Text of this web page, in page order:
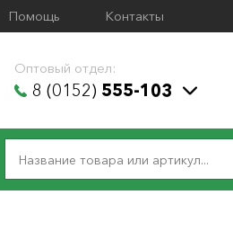
Помощь Контакты
Оптовый отдел:
8 (0152) 555-103